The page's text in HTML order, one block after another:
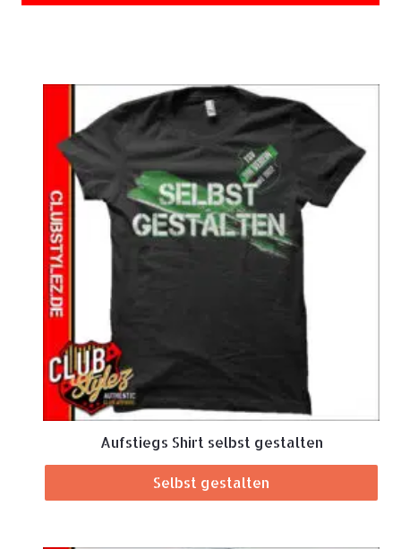
Aufstiegs Shirt selbst gestalten
Selbst gestalten